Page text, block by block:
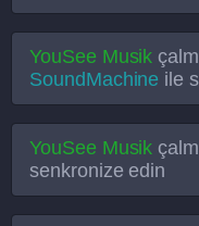
YouSee Musik
SoundMachine ile
YouSee Musik
senkronize edin